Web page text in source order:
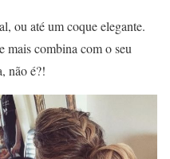
ou até um coque elegante.
mais combina com o seu
não é?!